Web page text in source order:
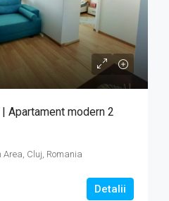
Apartament modern 2
Cluj, Romania
Detalii